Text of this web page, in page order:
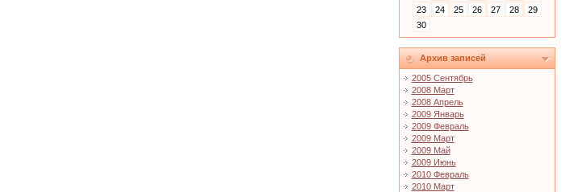
23
24 25 26 27 28
29
30
Архив записей
2005 Сентябрь
2008 Март
2008 Апрель
2009 Январь
2009 Февраль
2009 Март
2009 Май
2009 Июнь
2010 Февраль
2010 Март